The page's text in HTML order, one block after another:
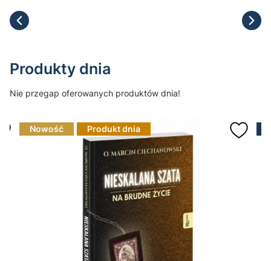
Produkty dnia
Nie przegap oferowanych produktów dnia!
Nowość Produkt dnia